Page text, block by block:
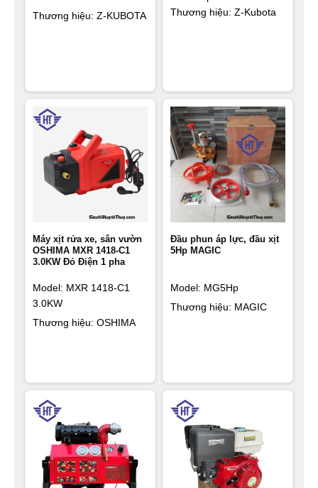
Thương hiệu: Z-KUBOTA
Thương hiệu: Z-Kubota
Máy xịt rửa xe, sân vườn
OSHIMA MXR 1418-C1
3.0KW Đỏ Điện 1 pha
Model: MXR 1418-C1
3.0KW
Thương hiệu: OSHIMA
Đầu phun áp lực, đầu xịt
5Hp MAGIC
Model: MG5Hp
Thương hiệu: MAGIC